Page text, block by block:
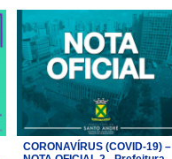
CORONAVÍRUS (COVID-19) –